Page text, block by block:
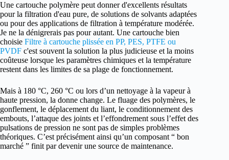
Une cartouche polymère peut donner d'excellents résultats
pour la filtration d'eau pure, de solutions de solvants adaptées
ou pour des applications de filtration à température modérée.
Je ne la dénigrerais pas pour autant. Une cartouche bien
choisie Filtre à cartouche plissée en PP, PES, PTFE ou
PVDF c'est souvent la solution la plus judicieuse et la moins
coûteuse lorsque les paramètres chimiques et la température
restent dans les limites de sa plage de fonctionnement.
Mais à 180 °C, 260 °C ou lors d’un nettoyage à la vapeur à
haute pression, la donne change. Le fluage des polymères, le
gonflement, le déplacement du liant, le conditionnement des
embouts, l’attaque des joints et l’effondrement sous l’effet des
pulsations de pression ne sont pas de simples problèmes
théoriques. C’est précisément ainsi qu’un composant “ bon
marché ” finit par devenir une source de maintenance.